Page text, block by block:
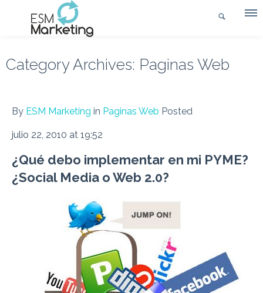
Category Archives: Paginas Web
By ESM Marketing in Paginas Web Posted
julio 22, 2010 at 19:52
¿Qué debo implementar en mi PYME?
¿Social Media o Web 2.0?